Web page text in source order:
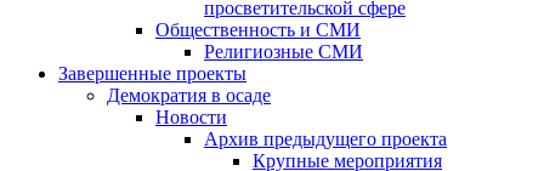
просветительской сфере
Общественность и СМИ
Религиозные СМИ
Завершенные проекты
Демократия в осаде
Новости
Архив предыдущего проекта
Крупные мероприятия